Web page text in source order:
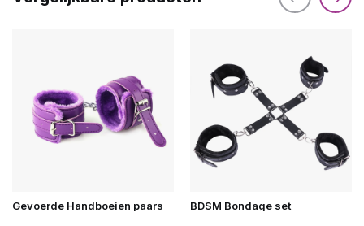
Gevoerde Handboeien paars BDSM Bondage set